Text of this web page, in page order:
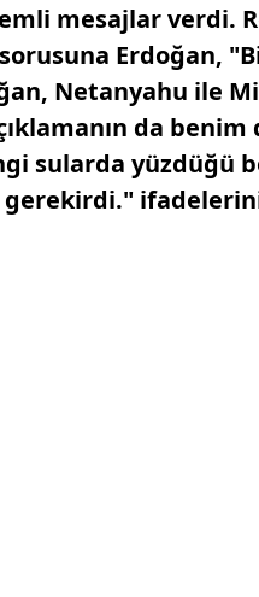
mesajlar verdi.
Erdoğan,
Netanyahu ile
da
sularda yüzdüğü
gerekirdi."